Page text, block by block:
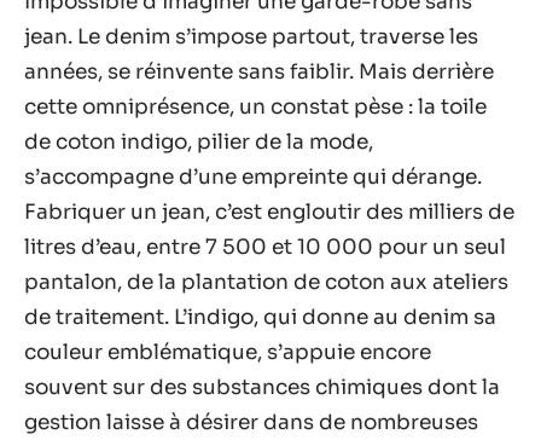
jean. Le denim s’impose partout, traverse les
années, se réinvente sans faiblir. Mais derrière
cette omniprésence, un constat pèse : la toile
de coton indigo, pilier de la mode,
s’accompagne d’une empreinte qui dérange.
Fabriquer un jean, c’est engloutir des milliers de
litres d’eau, entre 7 500 et 10 000 pour un seul
pantalon, de la plantation de coton aux ateliers
de traitement. L’indigo, qui donne au denim sa
couleur emblématique, s’appuie encore
souvent sur des substances chimiques dont la
gestion laisse à désirer dans de nombreuses